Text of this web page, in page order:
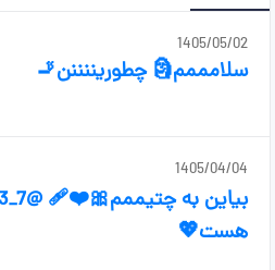
1405/05/02
سلامممم🗿 چطوریننننن🚬
1405/04/04
هست💖